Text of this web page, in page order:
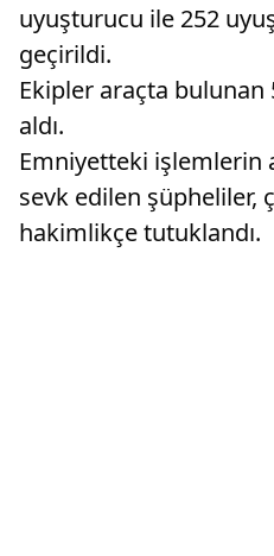
uyuşturucu ile 252
geçirildi.
Ekipler araçta bulunan
aldı.
Emniyetteki işlemlerin
sevk edilen şüpheliler,
hakimlikçe tutuklandı.